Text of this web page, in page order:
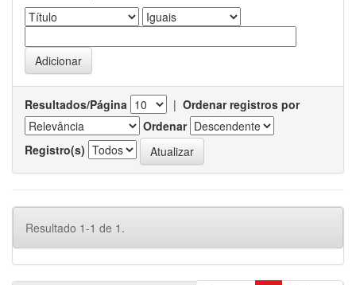
Resultados/Página | Ordenar registros por
Ordenar
Registro(s)
Resultado 1-1 de 1.